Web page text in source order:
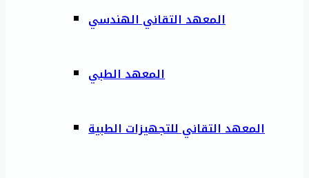
المعهد التقاني الهندسي
المعهد الطبي
المعهد التقاني للتجهيزات الطبية